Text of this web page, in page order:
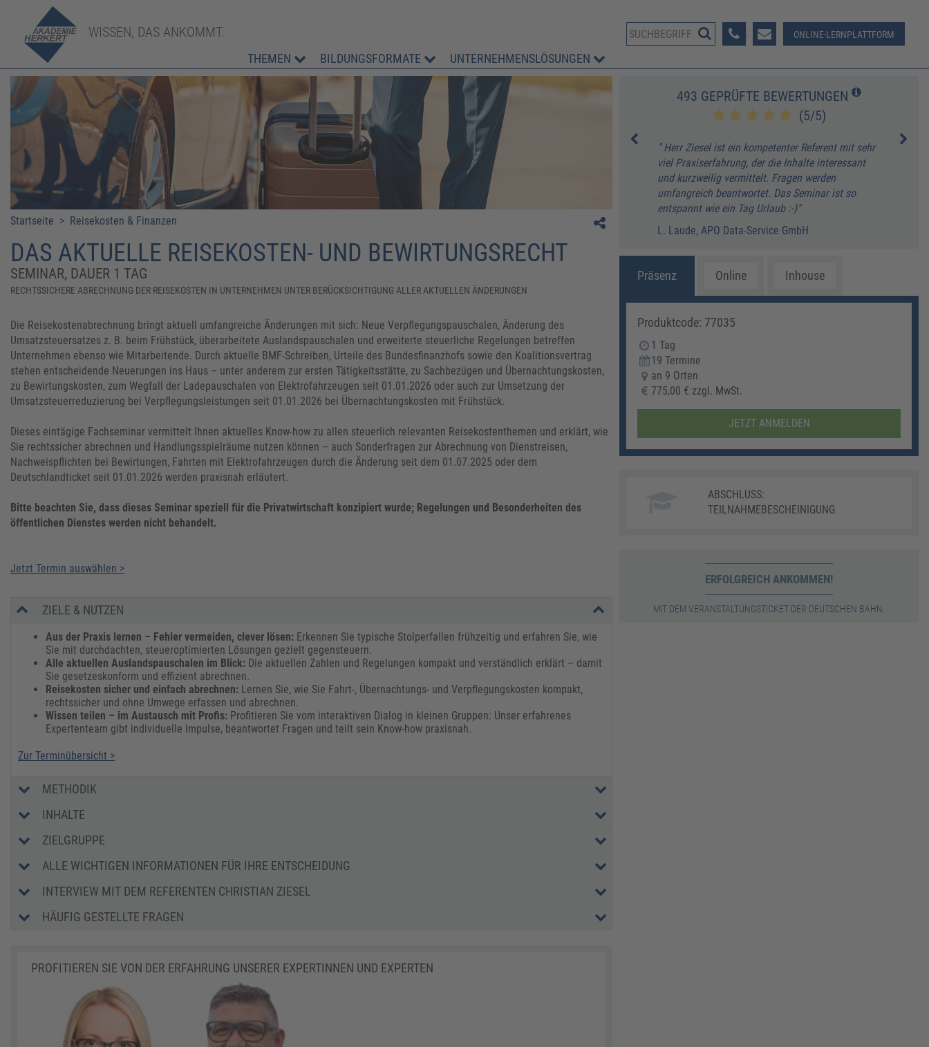
WISSEN, DAS ANKOMMT.
THEMEN BILDUNGSFORMATE UNTERNEHMENSLÖSUNGEN
08233 381-123 ONLINE-LERNPLATTFORM
Startseite > Reisekosten & Finanzen
DAS AKTUELLE REISEKOSTEN- UND BEWIRTUNGSRECHT
SEMINAR, DAUER 1 TAG
RECHTSSICHERE ABRECHNUNG DER REISEKOSTEN IN UNTERNEHMEN UNTER BERÜCKSICHTIGUNG ALLER AKTUELLEN ÄNDERUNGEN
Die Reisekostenabrechnung bringt aktuell umfangreiche Änderungen mit sich: Neue Verpflegungspauschalen, Änderung des
Umsatzsteuersatzes z. B. beim Frühstück, überarbeitete Auslandspauschalen und erweiterte steuerliche Regelungen betreffen
Unternehmen ebenso wie Mitarbeitende. Durch aktuelle BMF-Schreiben, Urteile des Bundesfinanzhofs sowie den Koalitionsvertrag
stehen entscheidende Neuerungen ins Haus – unter anderem zur ersten Tätigkeitsstätte, zu Sachbezügen und Übernachtungskosten,
zu Bewirtungskosten, zum Wegfall der Ladepauschalen von Elektrofahrzeugen seit 01.01.2026 oder auch zur Umsetzung der
Umsatzsteuerreduzierung bei Verpflegungsleistungen seit 01.01.2026 bei Übernachtungskosten mit Frühstück.
Dieses eintägige Fachseminar vermittelt Ihnen aktuelles Know-how zu allen steuerlich relevanten Reisekostenthemen und erklärt, wie
Sie rechtssicher abrechnen und Handlungsspielräume nutzen können – auch Sonderfragen zur Abrechnung von Dienstreisen,
Nachweispflichten bei Bewirtungen, Fahrten mit Elektrofahrzeugen durch die Änderung seit dem 01.07.2025 oder dem
Deutschlandticket seit 01.01.2026 werden praxisnah erläutert.
Bitte beachten Sie, dass dieses Seminar speziell für die Privatwirtschaft konzipiert wurde; Regelungen und Besonderheiten des
öffentlichen Dienstes werden nicht behandelt.
Jetzt Termin auswählen >
ZIELE & NUTZEN
Aus der Praxis lernen – Fehler vermeiden, clever lösen: Erkennen Sie typische Stolperfallen frühzeitig und erfahren Sie, wie
Sie mit durchdachten, steueroptimierten Lösungen gezielt gegensteuern.
Alle aktuellen Auslandspauschalen im Blick: Die aktuellen Zahlen und Regelungen kompakt und verständlich erklärt – damit
Sie gesetzeskonform und effizient abrechnen.
Reisekosten sicher und einfach abrechnen: Lernen Sie, wie Sie Fahrt-, Übernachtungs- und Verpflegungskosten kompakt,
rechtssicher und ohne Umwege erfassen und abrechnen.
Wissen teilen – im Austausch mit Profis: Profitieren Sie vom interaktiven Dialog in kleinen Gruppen: Unser erfahrenes
Expertenteam gibt individuelle Impulse, beantwortet Fragen und teilt sein Know-how praxisnah.
Zur Terminübersicht >
METHODIK
INHALTE
ZIELGRUPPE
ALLE WICHTIGEN INFORMATIONEN FÜR IHRE ENTSCHEIDUNG
INTERVIEW MIT DEM REFERENTEN CHRISTIAN ZIESEL
HÄUFIG GESTELLTE FRAGEN
PROFITIEREN SIE VON DER ERFAHRUNG UNSERER EXPERTINNEN UND EXPERTEN
493 GEPRÜFTE BEWERTUNGEN
(5/5)
" Für uns gibt es keinen besseren Referenten, als
Herrn Ziesel! Wir haben jedes Jahr eine Menge
Spaß und lernen Neues aus dem Steuerrecht. Herr
Ziesel wird nie müde, uns auch das 10. Mal
dieselbe Frage zu erklären. Vielen Dank!!"
" Herr Ziesel ist ein kompetenter Referent mit sehr
viel Praxiserfahrung, der die Inhalte interessant
und kurzweilig vermittelt. Fragen werden
umfangreich beantwortet. Das Seminar ist so
entspannt wie ein Tag Urlaub :-)"
L. Laude, APO Data-Service GmbH
Präsenz Online Inhouse
Produktcode: 77035
1 Tag
19 Termine
an 9 Orten
775,00 € zzgl. MwSt.
JETZT ANMELDEN
ABSCHLUSS:
TEILNAHMEBESCHEINIGUNG
ERFOLGREICH ANKOMMEN!
MIT DEM VERANSTALTUNGSTICKET DER DEUTSCHEN BAHN.